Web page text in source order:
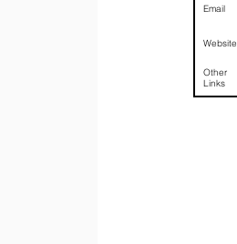
Email
Website
Other
Links